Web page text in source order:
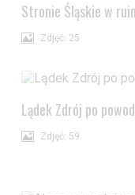
Stronie Śląskie w
Zdjęć: 25
Lądek Zdrój po
Zdjęć: 59